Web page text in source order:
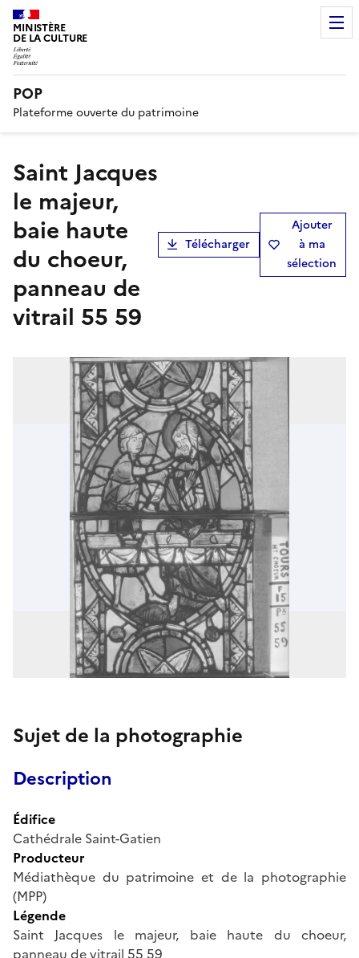
MINISTÈRE
DE LA CULTURE
POP
Plateforme ouverte du patrimoine
Saint Jacques
le majeur,
baie haute
du choeur,
panneau de
vitrail 55 59
Télécharger
Ajouter
à ma
sélection
Sujet de la photographie
Description
Édifice
Cathédrale Saint-Gatien
Producteur
Médiathèque du patrimoine et de la photographie
(MPP)
Légende
Saint Jacques le majeur, baie haute du choeur,
panneau de vitrail 55 59